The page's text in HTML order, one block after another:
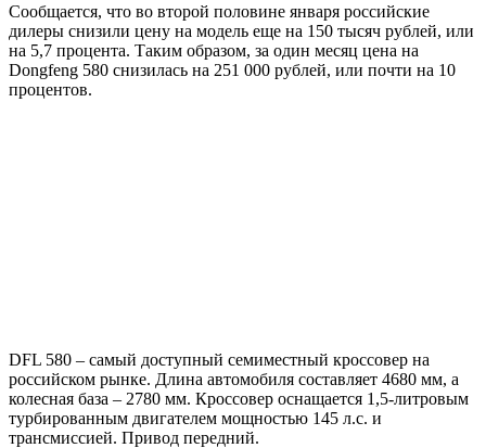
Сообщается, что во второй половине января российские
дилеры снизили цену на модель еще на 150 тысяч рублей, или
на 5,7 процента. Таким образом, за один месяц цена на
Dongfeng 580 снизилась на 251 000 рублей, или почти на 10
процентов.
DFL 580 – самый доступный семиместный кроссовер на
российском рынке. Длина автомобиля составляет 4680 мм, а
колесная база – 2780 мм. Кроссовер оснащается 1,5-литровым
турбированным двигателем мощностью 145 л.с. и
трансмиссией. Привод передний.